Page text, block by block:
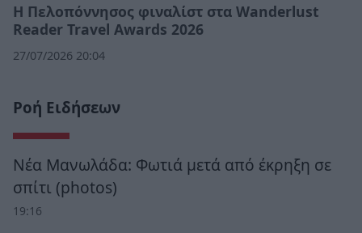
Η Πελοπόννησος φιναλίστ στα Wanderlust
Reader Travel Awards 2026
27/07/2026 20:04
Ροή Ειδήσεων
Νέα Μανωλάδα: Φωτιά μετά από έκρηξη σε
σπίτι (photos)
19:16